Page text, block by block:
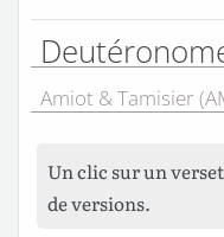
Amiot & Tamisier
Un clic sur un
de versions.